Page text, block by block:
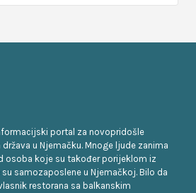
portal za novopridošle
u Njemačku. Mnoge ljude zanima
osoba koje su također porijeklom iz
samozaposlene u Njemačkoj. Bilo da
restorana sa balkanskim